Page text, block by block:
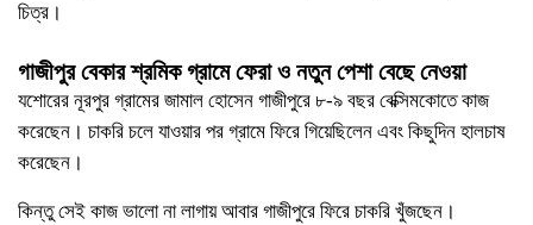
চিত্র।
গাজীপুর বেকার শ্রমিকগ্রামে ফেরা ও নতুন পেশা বেছে নেওয়া
যশোরের নূরপুর গ্রামের জামাল হোসেন গাজীপুরে ৮-৯ বছর বেক্সিমকোতে কাজ
করেছেন। চাকরি চলে যাওয়ার পর গ্রামে ফিরে গিয়েছিলেন এবং কিছুদিন হালচাষ
করেছেন।
কিন্তু সেই কাজ ভালো না লাগায় আবার গাজীপুরে ফিরে চাকরি খুঁজছেন।